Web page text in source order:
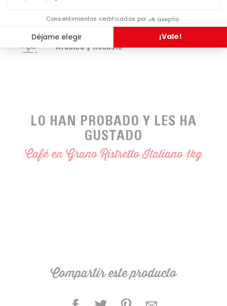
BOTÁNICA
Arábica y Robusta
LO HAN PROBADO Y LES HA
GUSTADO
Café en Grano Ristretto Italiano 1kg
Compartir este producto